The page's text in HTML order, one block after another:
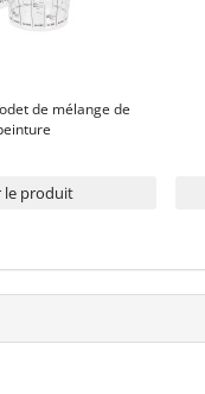
de mélange de
le produit